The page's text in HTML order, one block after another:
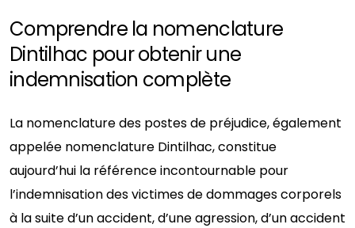
Comprendre la nomenclature
Dintilhac pour obtenir une
indemnisation complète
La nomenclature des postes de préjudice, également
appelée nomenclature Dintilhac, constitue
aujourd’hui la référence incontournable pour
l’indemnisation des victimes de dommages corporels
à la suite d’un accident, d’une agression, d’un accident